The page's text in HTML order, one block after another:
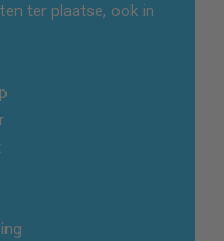
ter plaatse, ook in